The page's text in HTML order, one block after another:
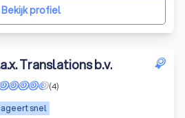
Bekijk profiel
Translations b.v.
snel
(4)